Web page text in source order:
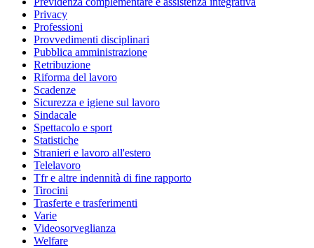
Privacy
Professioni
Provvedimenti disciplinari
Pubblica amministrazione
Retribuzione
Riforma del lavoro
Scadenze
Sicurezza e igiene sul lavoro
Sindacale
Spettacolo e sport
Statistiche
Stranieri e lavoro all'estero
Telelavoro
Tfr e altre indennità di fine rapporto
Tirocini
Trasferte e trasferimenti
Varie
Videosorveglianza
Welfare